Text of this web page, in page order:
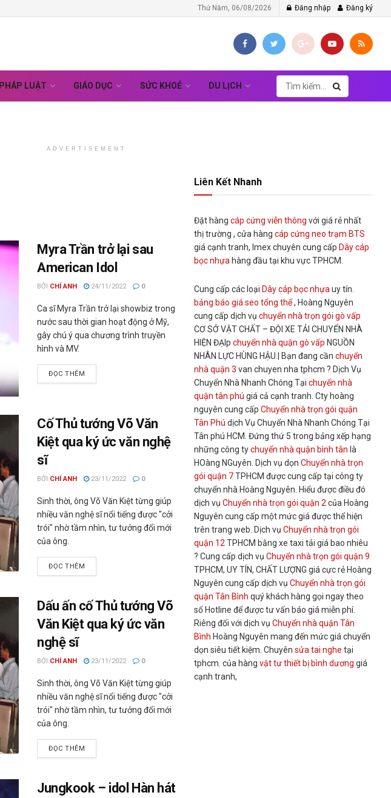
Thứ Năm, 06/08/2026 Đăng nhập Đăng ký
PHÁP LUẬT GIÁO DỤC SỨC KHOẺ DU LỊCH
ADVERTISEMENT
Myra Trần trở lại sau
American Idol
BỞI CHÍ ANH 24/11/2022 0
Ca sĩ Myra Trần trở lại showbiz trong
nước sau thời gian hoạt động ở Mỹ,
gây chú ý qua chương trình truyền
hình và MV.
ĐỌC THÊM
Cố Thủ tướng Võ Văn
Kiệt qua ký ức văn nghệ
sĩ
BỞI CHÍ ANH 23/11/2022 0
Sinh thời, ông Võ Văn Kiệt từng giúp
nhiều văn nghệ sĩ nổi tiếng được "cởi
trói" nhờ tầm nhìn, tư tưởng đổi mới
của ông.
ĐỌC THÊM
Dấu ấn cố Thủ tướng Võ
Văn Kiệt qua ký ức văn
nghệ sĩ
BỞI CHÍ ANH 23/11/2022 0
Sinh thời, ông Võ Văn Kiệt từng giúp
nhiều văn nghệ sĩ nổi tiếng được "cởi
trói" nhờ tầm nhìn, tư tưởng đổi mới
của ông.
ĐỌC THÊM
Jungkook – idol Hàn hát
Liên Kết Nhanh
Đặt hàngcáp cứng viễn thông với giá rẻ nhất
thị trường , cửa hàngcáp cứng neo trạm BTS
giá cạnh tranh, Imex chuyên cung cấp Dây cáp
bọc nhựa hàng đầu tại khu vực TPHCM.
Cung cấp các loạiDây cáp bọc nhựa uy tín.
bảng báo giá seo tổng thể, Hoàng Nguyên
cung cấp dịch vụchuyển nhà trọn gói gò vấp
CƠ SỞ VẬT CHẤT – ĐỘI XE TẢI CHUYỂN NHÀ
HIỆN ĐẠIpchuyển nhà quận gò vấp NGUỒN
NHÂN LỰC HÙNG HẬU.| Bạn đang cầnchuyển
nhà quận 3 van chuyen nha tphcm ? Dịch Vụ
Chuyển Nhà Nhanh Chóng Tạichuyển nhà
quận tân phú giá cả cạnh tranh. Cty hoàng
nguyên cung cấpChuyển nhà trọn gói quận
Tân Phú dịch Vụ Chuyển Nhà Nhanh Chóng Tại
Tân phú HCM. Đứng thứ 5 trong bảng xếp hạng
những công tychuyển nhà quận bình tân là
HOàng NGuyên. Dịch vụ dọnChuyển nhà trọn
gói quận 7TPHCM được cung cấp tại công ty
chuyển nhà Hoàng Nguyên. Hiểu được điều đó
dịch vụChuyển nhà trọn gói quận 2 của Hoàng
Nguyên cung cấp một mức giá được thể hiện
trên trang web. Dịch vụChuyển nhà trọn gói
quận 12 TPHCM bằng xe taxi tải giá bao nhiêu
? Cung cấp dịch vụChuyển nhà trọn gói quận 9
TPHCM, UY TÍN, CHẤT LƯỢNG giá cực rẻ Hoàng
Nguyên cung cấp dịch vụChuyển nhà trọn gói
quận Tân Bình quý khách hàng gọi ngay theo
số Hotline để được tư vấn báo giá miễn phí.
Riêng đối với dịch vụChuyển nhà quận Tân
Bình Hoàng Nguyên mang đến mức giá chuyển
dọn siêu tiết kiệm. Chuyênsửa tai nghe tại
tphcm. của hàngvật tư thiết bị bình dương giá
cạnh tranh,